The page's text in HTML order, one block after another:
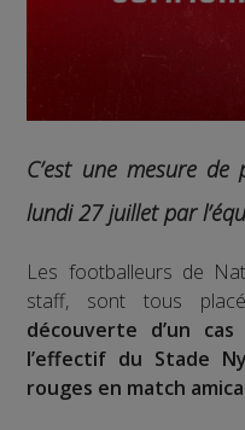
C’est une mesure
lundi 27 juillet par
Les footballeurs de
staff, sont tous
découverte d’un
l’effectif du Stade
rouges en match